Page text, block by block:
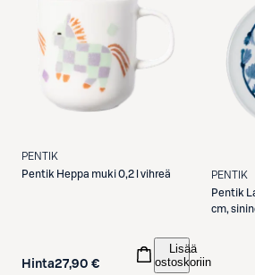
PENTIK
Pentik Heppa muki 0,2 l vihreä
Hinta27,90 €
Lisää
ostoskoriin
PENTIK
Pentik
cm,